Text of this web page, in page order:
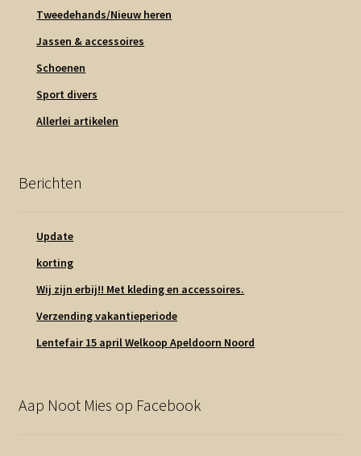
Tweedehands/Nieuw heren
Jassen & accessoires
Schoenen
Sport divers
Allerlei artikelen
Berichten
Update
korting
Wij zijn erbij!! Met kleding en accessoires.
Verzending vakantieperiode
Lentefair 15 april Welkoop Apeldoorn Noord
Aap Noot Mies op Facebook